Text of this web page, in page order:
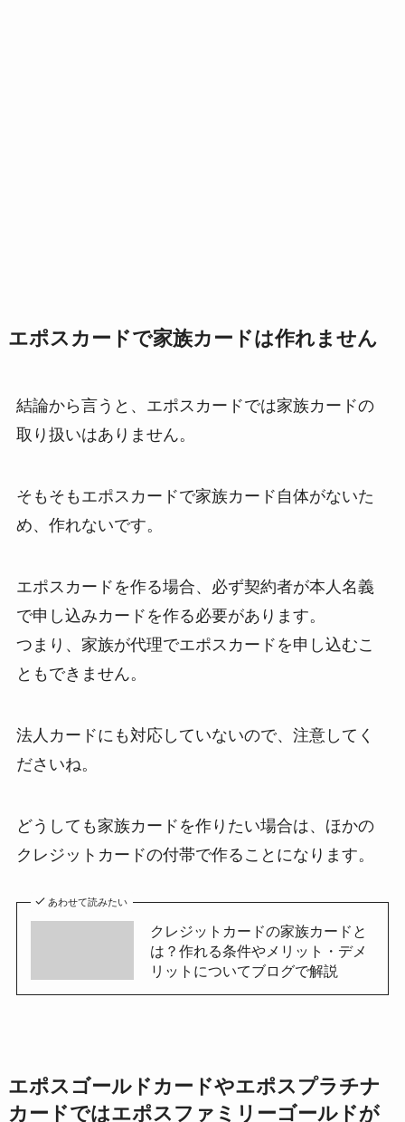
エポスカードで家族カードは作れません
結論から言うと、エポスカードでは家族カードの
取り扱いはありません。
そもそもエポスカードで家族カード自体がないた
め、作れないです。
エポスカードを作る場合、必ず契約者が本人名義
で申し込みカードを作る必要があります。
つまり、家族が代理でエポスカードを申し込むこ
ともできません。
法人カードにも対応していないので、注意してく
ださいね。
どうしても家族カードを作りたい場合は、ほかの
クレジットカードの付帯で作ることになります。
あわせて読みたい
クレジットカードの家族カードと
は？作れる条件やメリット・デメ
リットについてブログで解説
エポスゴールドカードやエポスプラチナ
カードではエポスファミリーゴールドが